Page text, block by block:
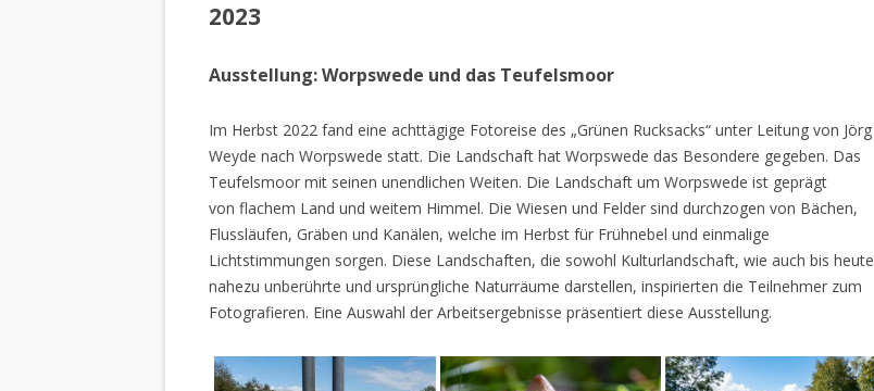
2023
Ausstellung: Worpswede und das Teufelsmoor
Im Herbst 2022 fand eine achttägige Fotoreise des „Grünen Rucksacks“ unter Leitung von Jörg
Weyde nach Worpswede statt. Die Landschaft hat Worpswede das Besondere gegeben. Das
Teufelsmoor mit seinen unendlichen Weiten. Die Landschaft um Worpswede ist geprägt
von flachem Land und weitem Himmel. Die Wiesen und Felder sind durchzogen von Bächen,
Flussläufen, Gräben und Kanälen, welche im Herbst für Frühnebel und einmalige
Lichtstimmungen sorgen. Diese Landschaften, die sowohl Kulturlandschaft, wie auch bis heute
nahezu unberührte und ursprüngliche Naturräume darstellen, inspirierten die Teilnehmer zum
Fotografieren. Eine Auswahl der Arbeitsergebnisse präsentiert diese Ausstellung.